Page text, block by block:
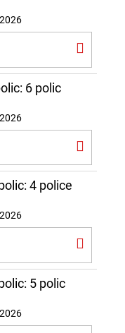
6 polic
4 police
5 polic